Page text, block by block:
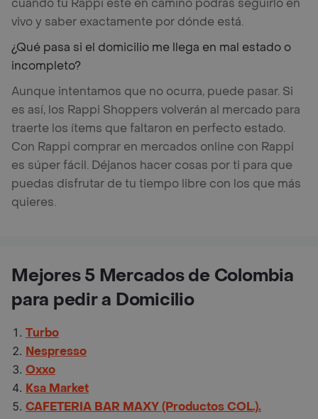
cuando tu Rappi esté en camino podrás seguirlo en
vivo y saber exactamente por dónde está.
¿Qué pasa si el domicilio me llega en mal estado o
incompleto?
Aunque intentamos que no ocurra, puede pasar. Si
es así, los Rappi Shoppers volverán al mercado para
traerte los ítems que faltaron en perfecto estado.
Con Rappi comprar en mercados online con Rappi
es súper fácil. Déjanos hacer cosas por ti para que
puedas disfrutar de tu tiempo libre con los que más
quieres.
Mejores 5 Mercados de Colombia
para pedir a Domicilio
Turbo
Nespresso
Oxxo
Ksa Market
CAFETERIA BAR MAXY (Productos COL.).